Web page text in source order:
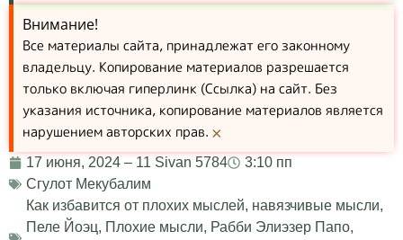
Внимание!
Все материалы сайта, принадлежат его законному
владельцу. Копирование материалов разрешается
только включая гиперлинк (Ссылка) на сайт. Без
указания источника, копирование материалов является
нарушением авторских прав. ×
17 июня, 2024 – 11 Sivan 5784
3:10 пп
Сгулот Мекубалим
Как избавится от плохих мыслей, навязчивые мысли,
Пеле Йоэц, Плохие мысли, Рабби Элиэзер Папо,